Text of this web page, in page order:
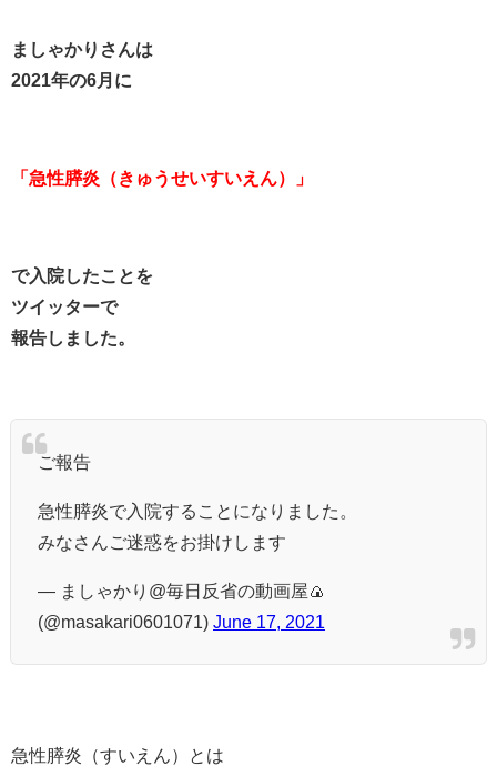
ましゃかりさんは
2021年の6月に
「急性膵炎（きゅうせいすいえん）」
で入院したことを
ツイッターで
報告しました。
ご報告
急性膵炎で入院することになりました。
みなさんご迷惑をお掛けします
— ましゃかり@毎日反省の動画屋🍙
(@masakari0601071) June 17, 2021
急性膵炎（すいえん）とは